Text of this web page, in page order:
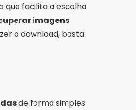
que facilita a escolha
imagens
o download, basta
de forma simples